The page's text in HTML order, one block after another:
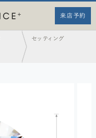
来店予約
セッティング